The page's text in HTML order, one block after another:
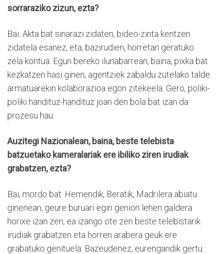
sorraraziko zizun, ezta?
Bai. Akta bat sinarazi zidaten, bideo-zinta kentzen
zidatela esanez, eta, bazirudien, horretan geratuko
zela kontua. Egun bereko ilunabarrean, baina, pixka bat
kezkatzen hasi ginen, agentziek zabaldu zutelako talde
armatuarekin kolaborazioa egon zitekeela. Gero, poliki-
poliki handituz-handituz joan den bola bat izan da
prozesu hau.
Auzitegi Nazionalean, baina, beste telebista
batzuetako kameralariak ere ibiliko ziren irudiak
grabatzen, ezta?
Bai, mordo bat. Hemendik, Beratik, Madrilera abiatu
ginenean, geure buruari egin genion lehen galdera
horixe izan zen, ea izango ote zen beste telebistarik
irudiak grabatzen eta horren arabera geuk ere
grabatuko genituela. Bazeudenez, eurengandik gertu